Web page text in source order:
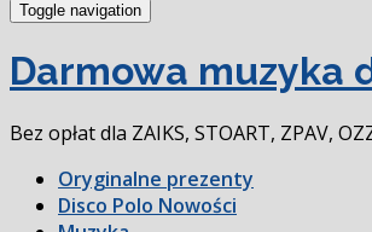
Toggle navigation
Darmowa muzyka
Bez opłat dla ZAIKS, STOART, ZPAV,
Oryginalne prezenty
Disco Polo Nowości